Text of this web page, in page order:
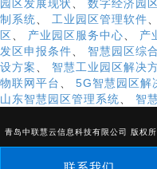
园区发展现状
数字经济园
制系统
工业园区管理软件
区
产业园区服务中心 产
发区申报条件
智慧园区综
设方案
智慧工业园区解决
物联网平台
5G智慧园区解
山东智慧园区管理系统
智
青岛中联慧云信息科技有限公司 版权